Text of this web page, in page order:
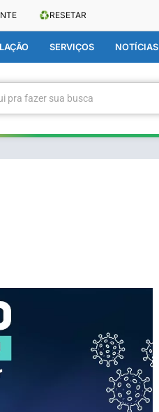
♻️RESETAR
SERVIÇOS NOTÍCIAS
pra fazer sua busca